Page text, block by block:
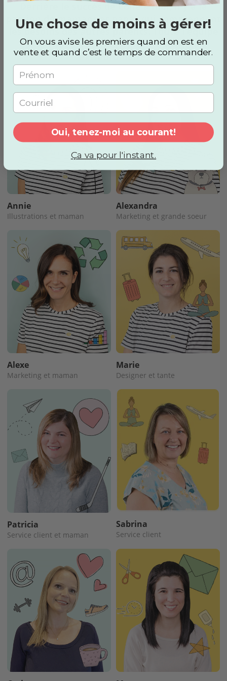
Derrière le succès de Colle à moi, il y a la
passion de mamans et papas qui comprennent
les besoins des autres parents. Toute l’équipe
est dévouée à vous offrir une expérience
extraordinaire.
Annie
Illustrations et maman
Alexandra
Marketing et grande soeur
Alexe
Marketing et maman
Marie
Designer et tante
Patricia
Service client et maman
Sabrina
Service client
Une chose de moins à gérer!
On vous avise les premiers quand on est en
vente et quand c’est le temps de commander.
Oui, tenez-moi au courant!
Ça va pour l'instant.